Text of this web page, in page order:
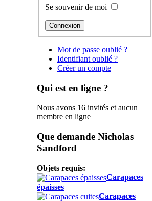
Se souvenir de moi
Mot de passe oublié ?
Identifiant oublié ?
Créer un compte
Qui est en ligne ?
Nous avons 16 invités et aucun
membre en ligne
Que demande Nicholas
Sandford
Objets requis:
Carapaces
épaisses
Carapaces